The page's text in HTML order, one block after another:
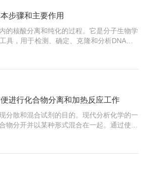
步骤和主要作用
的核酸分离和纯化的过程。它是分子生物学
具，用于检测、确定、克隆和分析DNA和R
骤通常包括细胞破碎、去除蛋白质和其他杂
化。其中，常用的细胞破碎方法是机械破
是利用高压、超声波等力对细胞进行破碎，
碱、盐和酶等化学物质对细胞进行分解。细
法包括化学或酶的消化、离心或过滤等...
进行化合物分离和加热反应工作
分散和混合试剂的目的。现代分析化学的一
物分开并以某种形式混合在一起。通过使用
地移动不同试剂并将其组合以便进行反应、
科学家遵循实验室的安全规定。对一些试剂
，如在加热反应中避免热溅出等。彩色移液
痕迹，让实验室工作者更容易遵循安全指